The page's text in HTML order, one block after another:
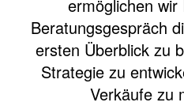
ermöglichen
Beratungsgespräch
ersten Überblick zu
Strategie zu
Verkäufe zu